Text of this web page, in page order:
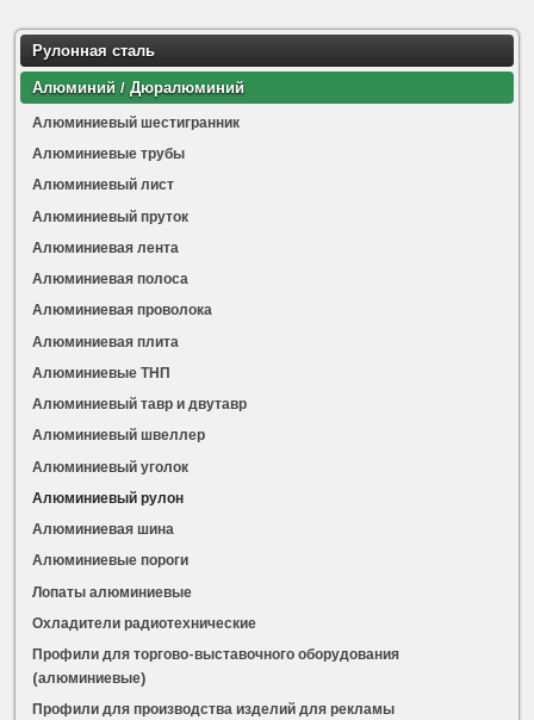
Рулонная сталь
Алюминий / Дюралюминий
Алюминиевый шестигранник
Алюминиевые трубы
Алюминиевый лист
Алюминиевый пруток
Алюминиевая лента
Алюминиевая полоса
Алюминиевая проволока
Алюминиевая плита
Алюминиевые ТНП
Алюминиевый тавр и двутавр
Алюминиевый швеллер
Алюминиевый уголок
Алюминиевый рулон
Алюминиевая шина
Алюминиевые пороги
Лопаты алюминиевые
Охладители радиотехнические
Профили для торгово-выставочного оборудования
(алюминиевые)
Профили для производства изделий для рекламы